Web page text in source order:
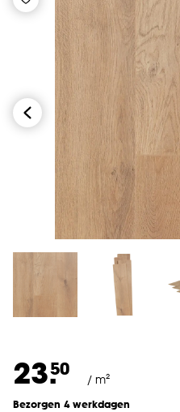
23.50
/ m²
Bezorgen 4 werkdagen